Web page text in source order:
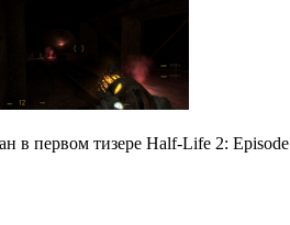
в первом тизере Half-Life 2: Episode